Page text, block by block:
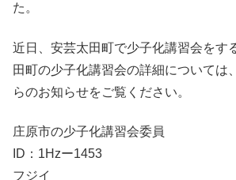
た。
近日、安芸太田町で少子化講習会をす
田町の少子化講習会の詳細については
らのお知らせをご覧ください。
庄原市の少子化講習会委員
ID：1Hzー1453
フジイ